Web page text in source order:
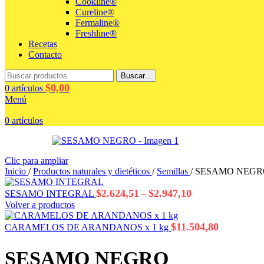
Cureline®
Fermaline®
Freshline®
Recetas
Contacto
Buscar...
0 artículos $0,00
Menú
0 artículos
Clic para ampliar
Inicio / Productos naturales y dietéticos / Semillas / SESAMO
SESAMO INTEGRAL $2.624,51 – $2.947,10Rango
desde
$2.624,51
Volver a productos
CARAMELOS DE ARANDANOS x 1 kg $11.504,80
SESAMO NEGRO